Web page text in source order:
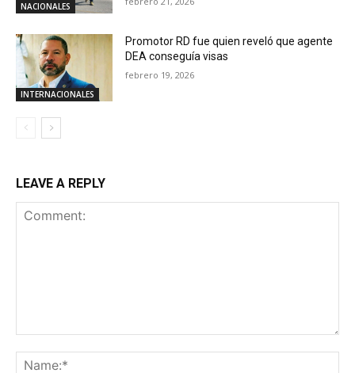
NACIONALES
INTERNACIONALES
Promotor RD fue quien reveló que agente
DEA conseguía visas
febrero 19, 2026
LEAVE A REPLY